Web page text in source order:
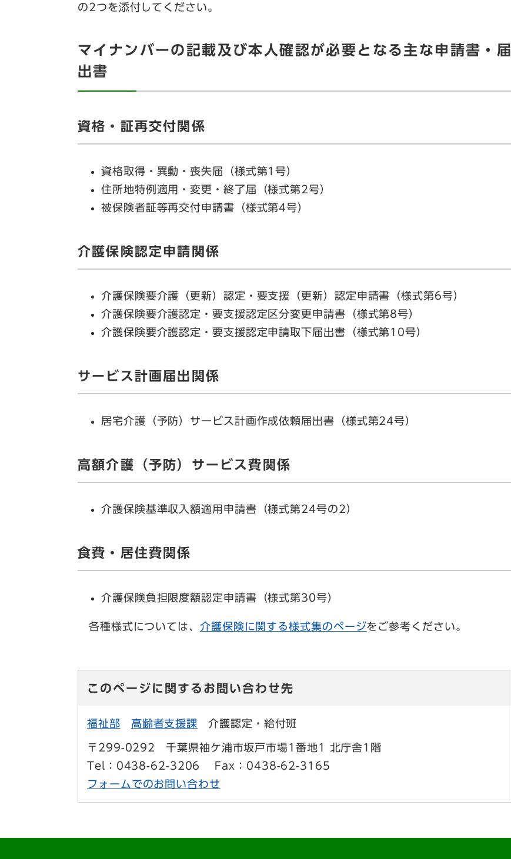
の2つを添付してください。
マイナンバーの記載及び本人確認が必要となる主な申請書・届
出書
資格・証再交付関係
資格取得・異動・喪失届（様式第1号）
住所地特例適用・変更・終了届（様式第2号）
被保険者証等再交付申請書（様式第4号）
介護保険認定申請関係
介護保険要介護（更新）認定・要支援（更新）認定申請書（様式第6号）
介護保険要介護認定・要支援認定区分変更申請書（様式第8号）
介護保険要介護認定・要支援認定申請取下届出書（様式第10号）
サービス計画届出関係
居宅介護（予防）サービス計画作成依頼届出書（様式第24号）
高額介護（予防）サービス費関係
介護保険基準収入額適用申請書（様式第24号の2）
食費・居住費関係
介護保険負担限度額認定申請書（様式第30号）
各種様式については、 介護保険に関する様式集のページをご参考ください。
このページに関するお問い合わせ先
福祉部 高齢者支援課 介護認定・給付班
〒299-0292
千葉県袖ケ浦市坂戸市場1番地1 北庁舎1階
Tel：0438-62-3206
Fax：0438-62-3165
フォームでのお問い合わせ